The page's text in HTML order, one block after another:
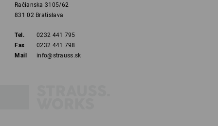
Račianska 3105/62
831 02 Bratislava
Tel.
0232 441 795
Fax
0232 441 798
Mail
info@strauss.sk